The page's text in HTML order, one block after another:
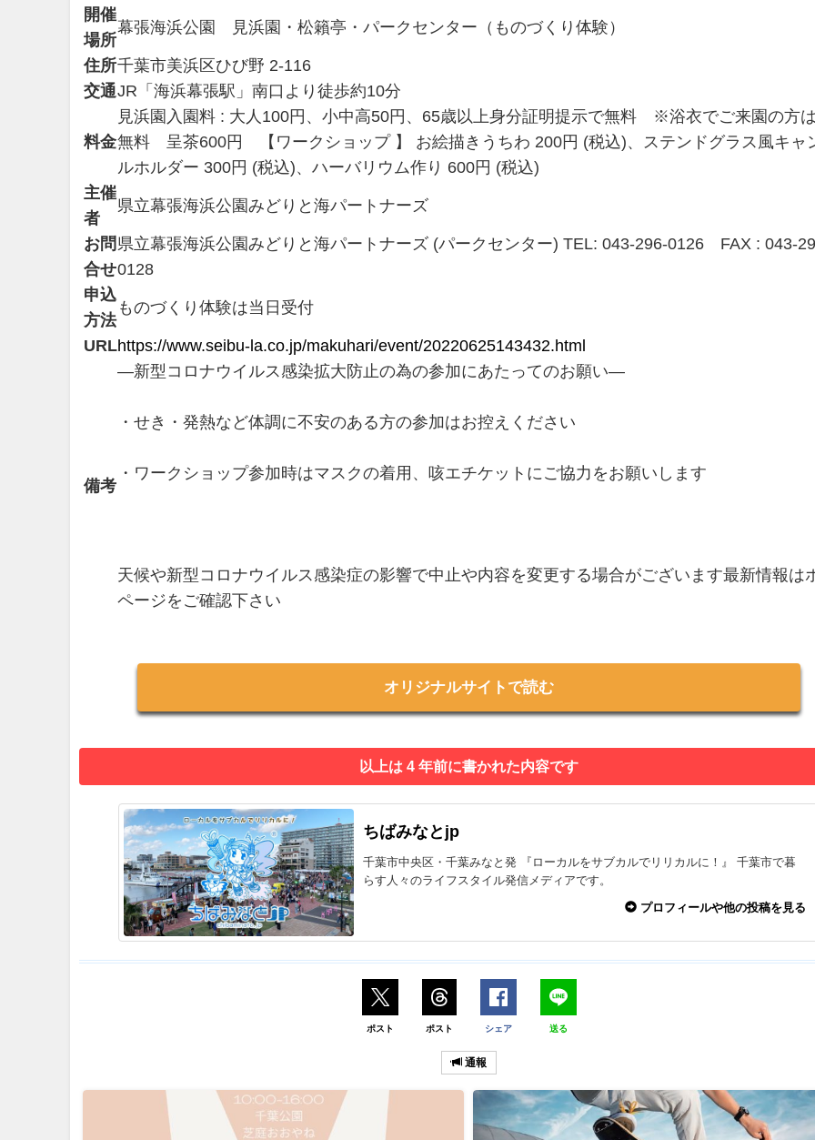
開催
場所
幕張海浜公園 見浜園・松籟亭・パークセンター（ものづくり体験）
住所千葉市美浜区ひび野 2-116
交通JR「海浜幕張駅」南口より徒歩約10分
料金
見浜園入園料 : 大人100円、小中高50円、65歳以上身分証明提示で無料 ※浴衣でご来園の方
無料 呈茶600円 【ワークショップ 】 お絵描きうちわ 200円 (税込)、ステンドグラス風キャ
ルホルダー 300円 (税込)、ハーバリウム作り 600円 (税込)
主催
者
県立幕張海浜公園みどりと海パートナーズ
お問
合せ
県立幕張海浜公園みどりと海パートナーズ (パークセンター) TEL: 043-296-0126 FAX : 043-
0128
申込
方法
ものづくり体験は当日受付
URLhttps://www.seibu-la.co.jp/makuhari/event/20220625143432.html
備考
―新型コロナウイルス感染拡大防止の為の参加にあたってのお願い―
・せき・発熱など体調に不安のある方の参加はお控えください
・ワークショップ参加時はマスクの着用、咳エチケットにご協力をお願いします
天候や新型コロナウイルス感染症の影響で中止や内容を変更する場合がございます最新情報は
ページをご確認下さい
オリジナルサイトで読む
以上は 4 年前に書かれた内容です
ちばみなとjp
千葉市中央区・千葉みなと発 『ローカルをサブカルでリリカルに！』 千葉市で暮
らす人々のライフスタイル発信メディアです。
プロフィールや他の投稿を見る
ポスト ポスト シェア 送る
通報